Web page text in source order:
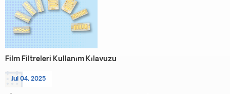
Film Filtreleri Kullanım Kılavuzu
Jul 04, 2025